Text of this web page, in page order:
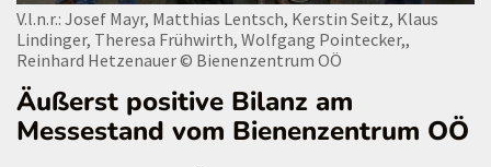
V.l.n.r.: Josef Mayr, Matthias Lentsch, Kerstin Seitz, Klaus
Lindinger, Theresa Frühwirth, Wolfgang Pointecker,,
Reinhard Hetzenauer© Bienenzentrum OÖ
Äußerst positive Bilanz am
Messestand vom Bienenzentrum OÖ